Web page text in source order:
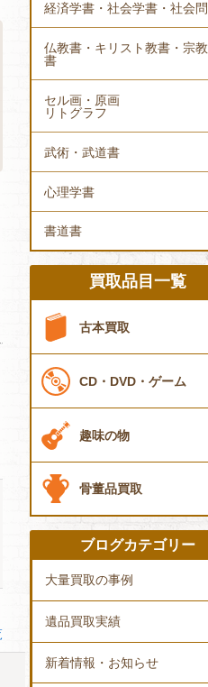
経済学書・社会学書・社会
仏教書・キリスト教書・宗
書
セル画・原画
リトグラフ
武術・武道書
心理学書
書道書
買取品目一覧
古本買取
CD・DVD・ゲーム
趣味の物
骨董品買取
ブログカテゴリー
大量買取の事例
遺品買取実績
新着情報・お知らせ